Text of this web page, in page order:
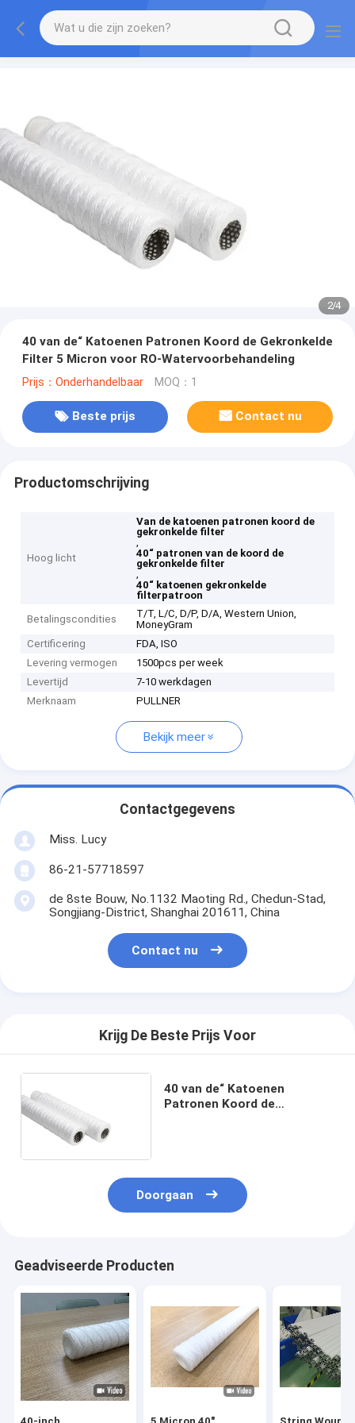
2/4
40 van de“ Katoenen Patronen Koord de Gekronkelde
Filter 5 Micron voor RO-Watervoorbehandeling
Prijs：Onderhandelbaar MOQ：1
Beste prijs Contact nu
Productomschrijving
Hoog licht
Van de katoenen patronen koord de
gekronkelde filter
,
40“ patronen van de koord de
gekronkelde filter
,
40“ katoenen gekronkelde
filterpatroon
Betalingscondities
T/T, L/C, D/P, D/A, Western Union,
MoneyGram
Certificering
FDA, ISO
Levering vermogen
1500pcs per week
Levertijd
7-10 werkdagen
Merknaam
PULLNER
Bekijk meer
Contactgegevens
Miss. Lucy
86-21-57718597
de 8ste Bouw, No.1132 Maoting Rd., Chedun-Stad,
Songjiang-District, Shanghai 201611, China
Contact nu
Krijg De Beste Prijs Voor
40 van de“ Katoenen
Patronen Koord de
Doorgaan
Geadviseerde Producten